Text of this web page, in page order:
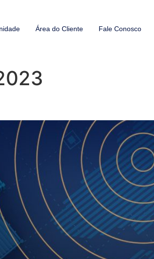
Área do Cliente Fale Conosco